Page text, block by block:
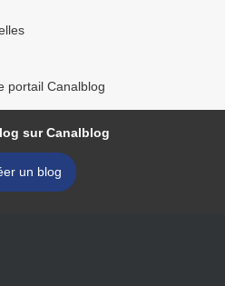
portail Canalblog
sur Canalblog
un blog